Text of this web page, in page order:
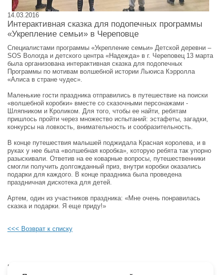
14.03.2016
Интерактивная сказка для подопечных программы
«Укрепление семьи» в Череповце
Специалистами программы «Укрепление семьи» Детской деревни –
SOS Вологда и детского центра «Надежда» в г. Череповец 13 марта
была организована интерактивная сказка для подопечных
Программы по мотивам волшебной истории Льюиса Кэрролла
«Алиса в стране чудес».
Маленькие гости праздника отправились в путешествие на поиски
«волшебной коробки» вместе со сказочными персонажами -
Шляпником и Кроликом. Для того, чтобы ее найти, ребятам
пришлось пройти через множество испытаний: эстафеты, загадки,
конкурсы на ловкость, внимательность и сообразительность.
В конце путешествия малышей поджидала Красная королева, и в
руках у нее была «волшебная коробка», которую ребята так упорно
разыскивали. Ответив на ее коварные вопросы, путешественники
смогли получить долгожданный приз, внутри коробки оказались
подарки для каждого. В конце праздника была проведена
праздничная дискотека для детей.
Артем, один из участников праздника: «Мне очень понравилась
сказка и подарки. Я еще приду!»
<<< Возврат к списку
Будьте в курсе наших событий, подпишитесь на новости и акции